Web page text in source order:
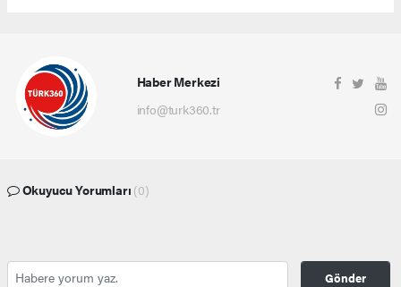
Haber Merkezi
info@turk360.tr
Okuyucu Yorumları (0)
Gönder